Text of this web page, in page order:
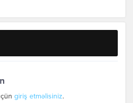
giriş etməlisiniz.